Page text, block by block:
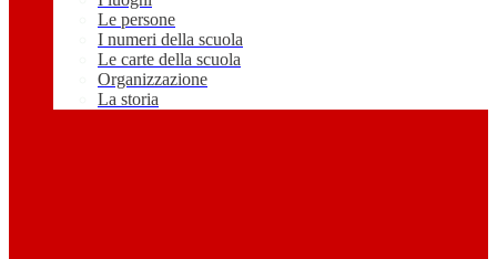
Le persone
I numeri della scuola
Le carte della scuola
Organizzazione
La storia